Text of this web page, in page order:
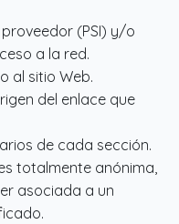
(PSI) y/o
a la red.
al sitio Web.
del enlace que
de cada sección.
totalmente anónima,
asociada a un